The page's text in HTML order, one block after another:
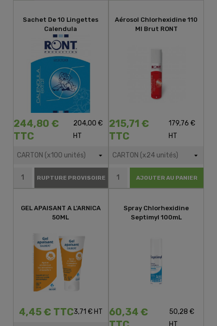
Sachet De 10 Lingettes
Calendula
244,80 €
TTC
204,00 €
HT
RUPTURE PROVISOIRE
Aérosol Chlorhexidine 110
Ml Brut RONT
215,71 €
TTC
179,76 €
HT
AJOUTER AU PANIER
GEL APAISANT A L'ARNICA
50ML
4,45 € TTC3,71 € HT
Spray Chlorhexidine
Septimyl 100mL
60,34 €
50,28 €
HT